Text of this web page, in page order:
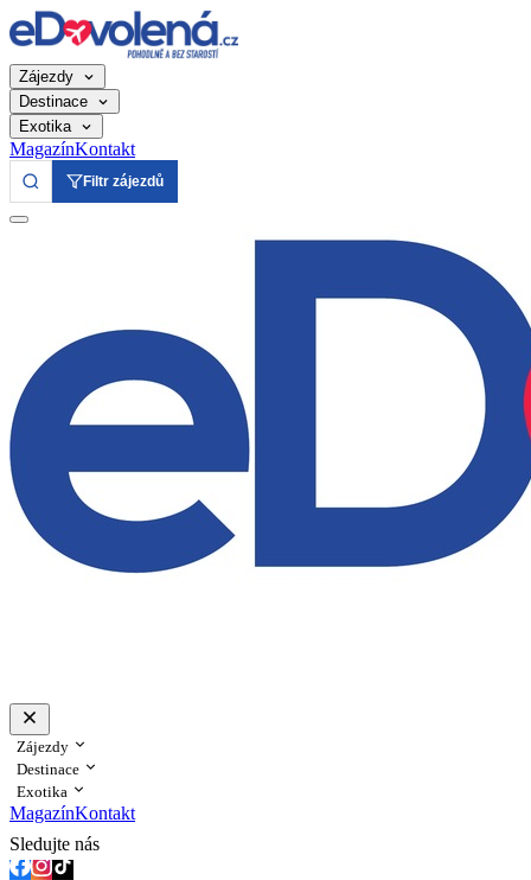
Zájezdy
Destinace
Exotika
MagazínKontakt
Filtr zájezdů
Zájezdy
Destinace
Exotika
MagazínKontakt
Sledujte nás